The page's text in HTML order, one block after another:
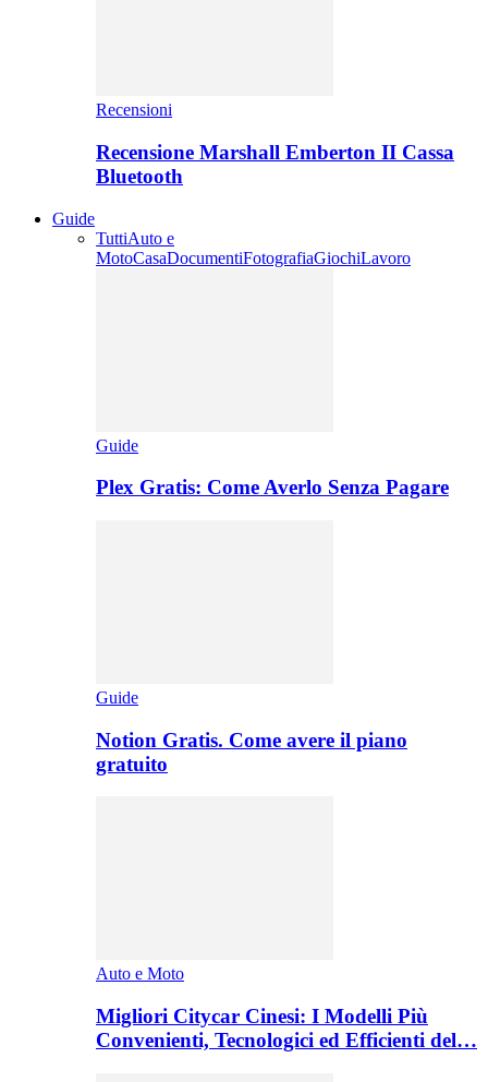
Recensioni
Recensione Marshall Emberton II Cassa
Bluetooth
Guide
TuttiAuto e
MotoCasaDocumentiFotografiaGiochiLavoro
Guide
Plex Gratis: Come Averlo Senza Pagare
Guide
Notion Gratis. Come avere il piano
gratuito
Auto e Moto
Migliori Citycar Cinesi: I Modelli Più
Convenienti, Tecnologici ed Efficienti del…